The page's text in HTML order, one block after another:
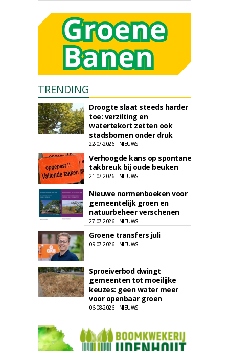
TRENDING
Droogte slaat steeds harder
toe: verzilting en
watertekort zetten ook
stadsbomen onder druk
22-07-2026 | NIEUWS
Verhoogde kans op spontane
takbreuk bij oude beuken
21-07-2026 | NIEUWS
Nieuwe normenboeken voor
gemeentelijk groen en
natuurbeheer verschenen
27-07-2026 | NIEUWS
Groene transfers juli
09-07-2026 | NIEUWS
Sproeiverbod dwingt
gemeenten tot moeilijke
keuzes: geen water meer
voor openbaar groen
06-08-2026 | NIEUWS